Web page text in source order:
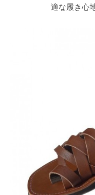
適な履き心